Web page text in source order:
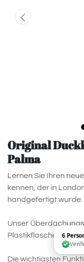
Original
Palma
Lernen Sie Ihren
kennen, der in
handgefertigt wurde.
Unser
Plastikflaschen
Die wichtigsten